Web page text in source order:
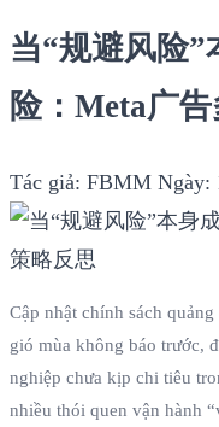
当“规避风险
险：Meta广
Tác giả: FBMM Ngày:
Cập nhật chính sách
gió mùa không báo trước,
nghiệp chưa kịp chi tiêu
nhiều thói quen vận hành